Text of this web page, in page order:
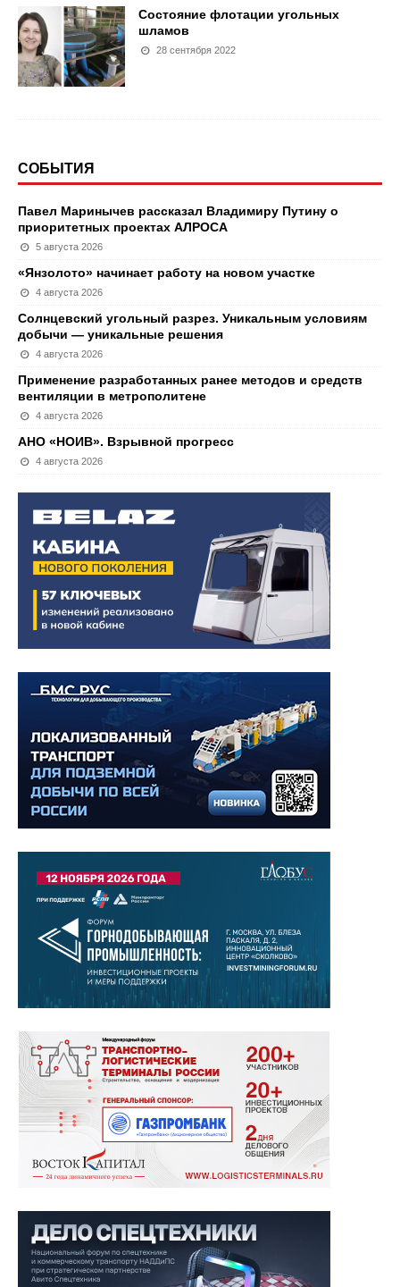
Состояние флотации угольных
шламов
28 сентября 2022
СОБЫТИЯ
Павел Маринычев рассказал Владимиру Путину о
приоритетных проектах АЛРОСА
5 августа 2026
«Янзолото» начинает работу на новом участке
4 августа 2026
Солнцевский угольный разрез. Уникальным условиям
добычи — уникальные решения
4 августа 2026
Применение разработанных ранее методов и средств
вентиляции в метрополитене
4 августа 2026
АНО «НОИВ». Взрывной прогресс
4 августа 2026